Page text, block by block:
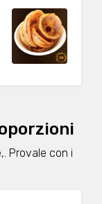
Provale con i